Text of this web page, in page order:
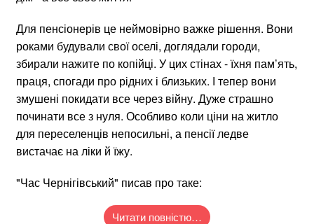
Для пенсіонерів це неймовірно важке рішення. Вони
роками будували свої оселі, доглядали городи,
збирали нажите по копійці. У цих стінах - їхня пам’ять,
праця, спогади про рідних і близьких. І тепер вони
змушені покидати все через війну. Дуже страшно
починати все з нуля. Особливо коли ціни на житло
для переселенців непосильні, а пенсії ледве
вистачає на ліки й їжу.
"Час Чернігівський" писав про таке:
Читати повністю…